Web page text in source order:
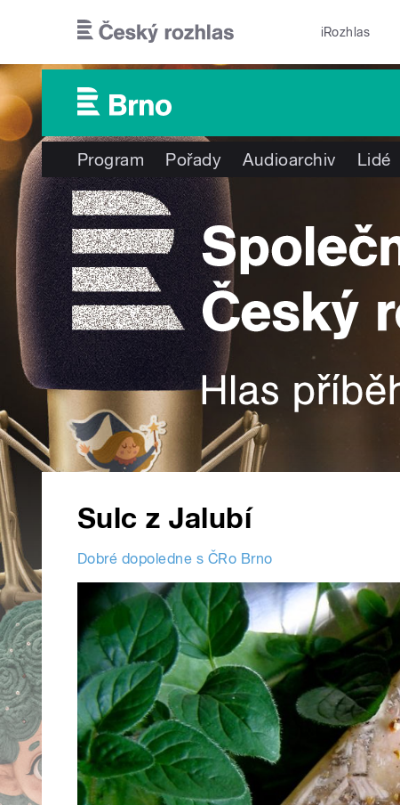
iRozhlas
Program Pořady Audioarchiv Lidé
Sulc z Jalubí
Dobré dopoledne s ČRo Brno